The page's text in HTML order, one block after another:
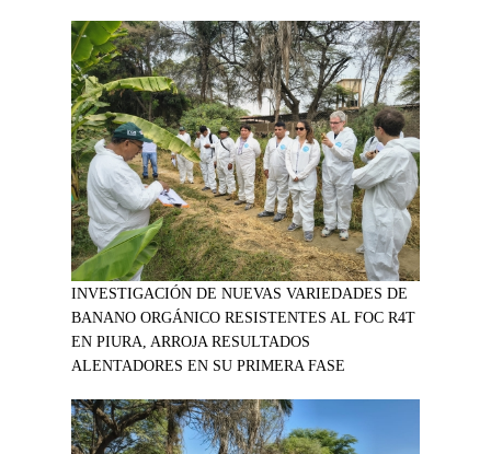
INVESTIGACIÓN DE NUEVAS VARIEDADES DE
BANANO ORGÁNICO RESISTENTES AL FOC R4T
EN PIURA, ARROJA RESULTADOS
ALENTADORES EN SU PRIMERA FASE